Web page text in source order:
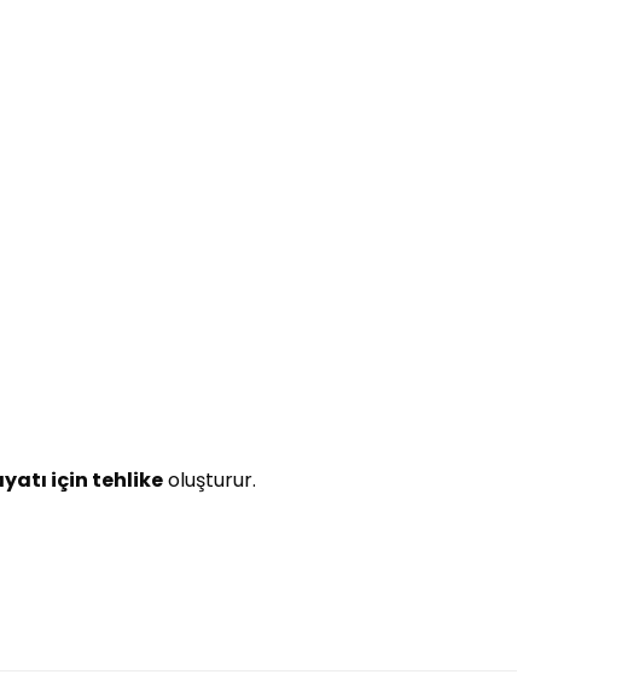
için tehlikeoluşturur.